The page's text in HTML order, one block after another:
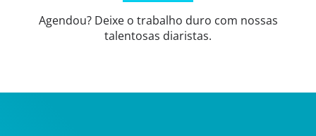
Agendou? Deixe o trabalho duro com nossas
talentosas diaristas.